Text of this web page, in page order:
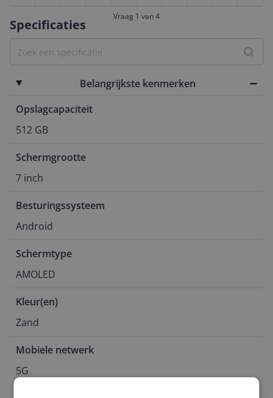
Specificaties
Belangrijkste kenmerken
Opslagcapaciteit
512 GB
Schermgrootte
7 inch
Besturingssysteem
Android
Schermtype
AMOLED
Kleur(en)
Zand
Mobiele netwerk
5G
Vraag 1 van 4